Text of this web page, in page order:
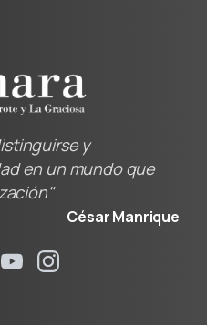
y
en un mundo que
César Manrique